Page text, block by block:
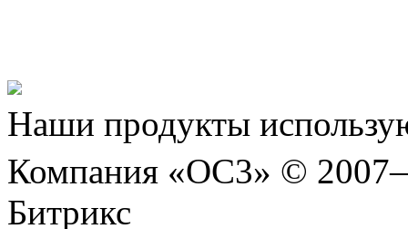
Наши продукты
Компания «ОС3» ©
Битрикс